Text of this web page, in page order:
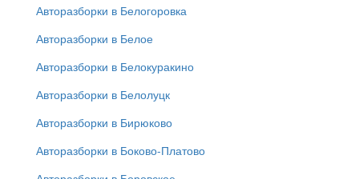
Авторазборки в Белогоровка
Авторазборки в Белое
Авторазборки в Белокуракино
Авторазборки в Белолуцк
Авторазборки в Бирюково
Авторазборки в Боково-Платово